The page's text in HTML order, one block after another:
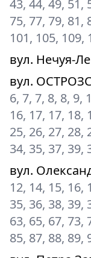
43, 44, 49, 51,
75, 77, 79, 81,
101, 105, 109,
вул. Нечуя-
вул.
6, 7, 7, 8, 8, 9,
16, 17, 17, 18,
25, 26, 27, 28,
34, 35, 37, 39,
вул.
12, 14, 15, 16,
35, 36, 38, 39,
63, 65, 67, 73,
85, 87, 88, 89,